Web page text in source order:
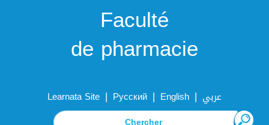
Faculté
de pharmacie
Learnata Site | Русский | English | عربي